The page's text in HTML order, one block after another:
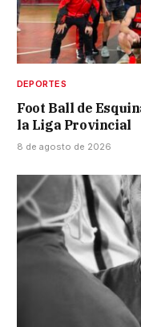
DEPORTES
Foot Ball de
la Liga Provincial
8 de agosto de 2026